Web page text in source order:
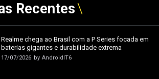
Recentes
Realme chega ao Brasil com a P Series focada em
baterias gigantes e durabilidade extrema
17/07/2026 by AndroidIT6